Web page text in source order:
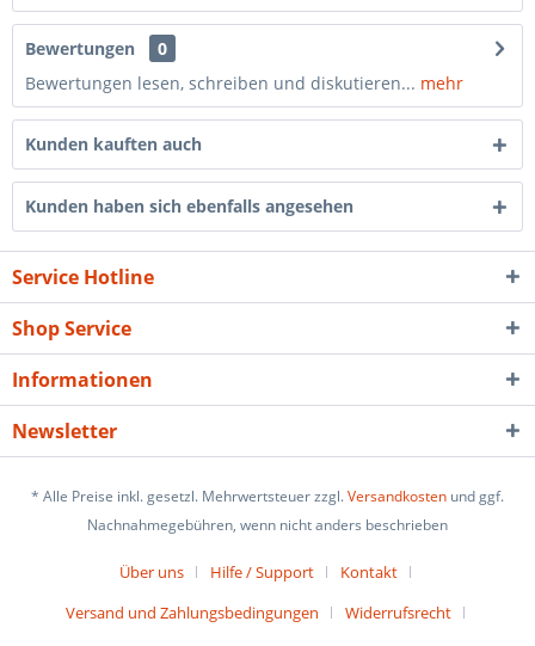
Bewertungen
0
Bewertungen lesen, schreiben und diskutieren... mehr
Kunden kauften auch
Kunden haben sich ebenfalls angesehen
Service Hotline
Shop Service
Informationen
Newsletter
* Alle Preise inkl. gesetzl. Mehrwertsteuer zzgl.Versandkosten und ggf.
Nachnahmegebühren, wenn nicht anders beschrieben
Über uns Hilfe / Support
Kontakt
Versand und Zahlungsbedingungen
Widerrufsrecht